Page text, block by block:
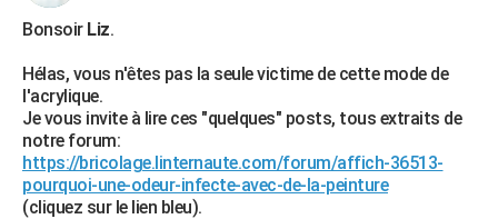
FORUM
Bricolage
Lifestyle
Culture
Sport
Auto
Television
Voyage
Cinema
Bonsoir Liz.
Hélas, vous n'êtes pas la seule victime de cette mode de
l'acrylique.
Je vous invite à lire ces "quelques" posts, tous extraits de
notre forum:
https://bricolage.linternaute.com/forum/affich-36513-
pourquoi-une-odeur-infecte-avec-de-la-peinture
(cliquez sur le lien bleu).